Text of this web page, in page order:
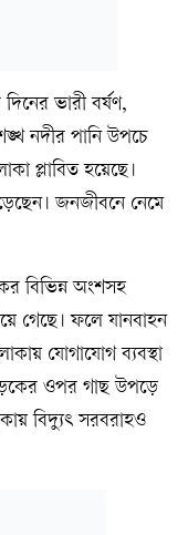
ভারী বর্ষণ,
নদীর পানি উপচে
প্লাবিত হয়েছে।
জনজীবনে নেমে
বিভিন্ন অংশসহ
গেছে। ফলে যানবাহন
যোগাযোগ ব্যবস্থা
সড়কের ওপর গাছ উপড়ে
বিদ্যুৎ সরবরাহও